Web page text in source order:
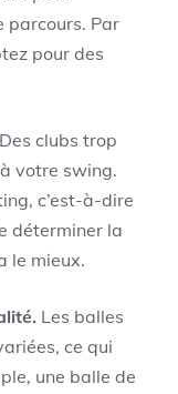
parcours. Par
pour des
Des clubs trop
votre swing.
c’est-à-dire
déterminer la
le mieux.
Les balles
ce qui
une balle de